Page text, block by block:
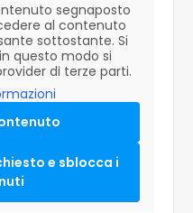
segnaposto
al contenuto
sottostante. Si
questo modo si
di terze parti.
e sblocca i